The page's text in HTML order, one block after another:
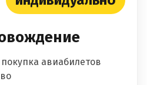
авиабилетов